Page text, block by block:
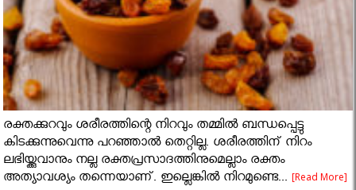
രക്തക്കുറവും ശരീരത്തിന്റെ നിറവും തമ്മില്‍ ബന്ധപ്പെട്ടു
കിടക്കുന്നുവെന്നു പറഞ്ഞാല്‍ തെറ്റില്ല. ശരീരത്തിന് നിറം
ലഭിയ്ക്കുവാനും നല്ല രക്തപ്രസാദത്തിനുമെല്ലാം രക്തം
അത്യാവശ്യം തന്നെയാണ്. ഇല്ലെങ്കില്‍ നിറമുണ്ടെ...[Read More]